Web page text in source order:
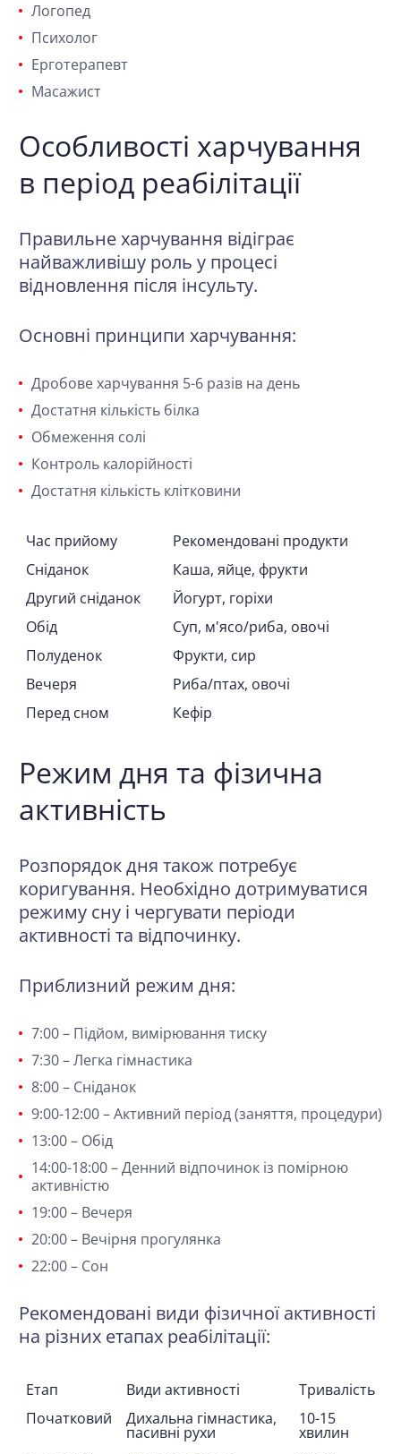
Логопед
Психолог
Ерготерапевт
Масажист
Особливості харчування
в період реабілітації
Правильне харчування відіграє
найважливішу роль у процесі
відновлення після інсульту.
Основні принципи харчування:
Дробове харчування 5-6 разів на день
Достатня кількість білка
Обмеження солі
Контроль калорійності
Достатня кількість клітковини
Час прийому
Рекомендовані продукти
Сніданок
Каша, яйце, фрукти
Другий сніданок
Йогурт, горіхи
Обід
Суп, м'ясо/риба, овочі
Полуденок
Фрукти, сир
Вечеря
Риба/птах, овочі
Перед сном
Кефір
Режим дня та фізична
активність
Розпорядок дня також потребує
коригування. Необхідно дотримуватися
режиму сну і чергувати періоди
активності та відпочинку.
Приблизний режим дня:
7:00 – Підйом, вимірювання тиску
7:30 – Легка гімнастика
8:00 – Сніданок
9:00-12:00 – Активний період (заняття, процедури)
13:00 – Обід
14:00-18:00 – Денний відпочинок із помірною
активністю
19:00 – Вечеря
20:00 – Вечірня прогулянка
22:00 – Сон
Рекомендовані види фізичної активності
на різних етапах реабілітації:
Етап Види активності
Тривалість
Початковий
Дихальна гімнастика,
пасивні рухи
10-15
хвилин